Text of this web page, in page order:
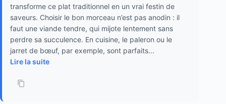
transforme ce plat traditionnel en un vrai festin de
saveurs. Choisir le bon morceau n’est pas anodin : il
faut une viande tendre, qui mijote lentement sans
perdre sa succulence. En cuisine, le paleron ou le
jarret de bœuf, par exemple, sont parfaits...
Lire la suite